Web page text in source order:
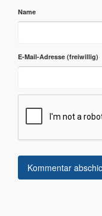
Name
E-Mail-Adresse